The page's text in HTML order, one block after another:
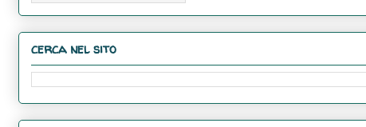
cerca nel sito